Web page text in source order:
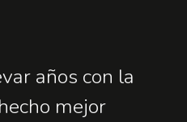
años con la
mejor